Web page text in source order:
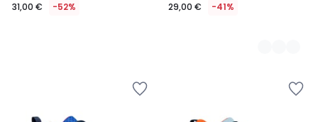
31,00 € -52% 29,00 € -41%